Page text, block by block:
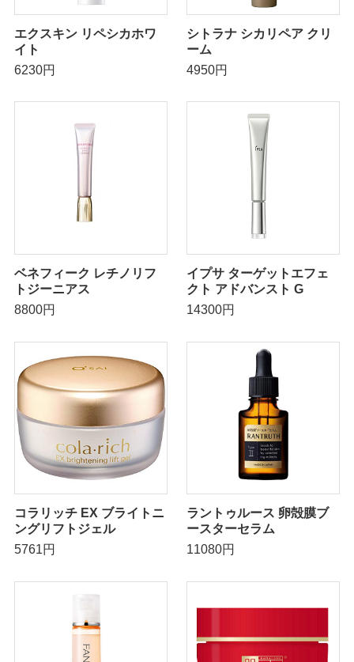
エクスキン リペシカホワ
イト
6230円
シトラナ シカリペア クリ
ーム
4950円
ベネフィーク レチノリフ
トジーニアス
8800円
イプサ ターゲットエフェ
クト アドバンスト G
14300円
コラリッチ EX ブライトニ
ングリフトジェル
5761円
ラントゥルース 卵殻膜ブ
ースターセラム
11080円